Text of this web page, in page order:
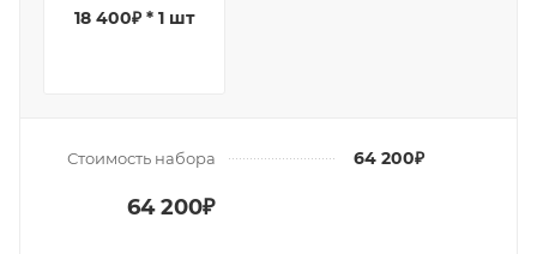
18 400₽ * 1 шт
Стоимость набора 64 200₽
64 200₽